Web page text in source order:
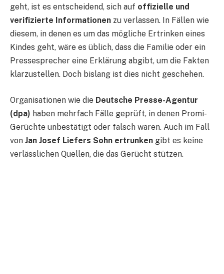
geht, ist es entscheidend, sich auf offizielle und
verifizierte Informationen zu verlassen. In Fällen wie
diesem, in denen es um das mögliche Ertrinken eines
Kindes geht, wäre es üblich, dass die Familie oder ein
Pressesprecher eine Erklärung abgibt, um die Fakten
klarzustellen. Doch bislang ist dies nicht geschehen.
Organisationen wie die Deutsche Presse-Agentur
(dpa) haben mehrfach Fälle geprüft, in denen Promi-
Gerüchte unbestätigt oder falsch waren. Auch im Fall
von Jan Josef Liefers Sohn ertrunken gibt es keine
verlässlichen Quellen, die das Gerücht stützen​.